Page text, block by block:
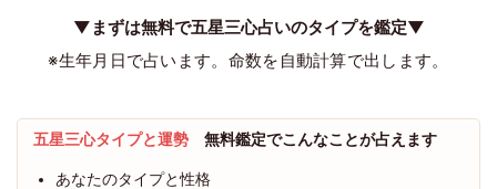
▼まずは無料で五星三心占いのタイプを鑑定▼
※生年月日で占います。命数を自動計算で出します。
五星三心タイプと運勢無料鑑定でこんなことが占えます
あなたのタイプと性格